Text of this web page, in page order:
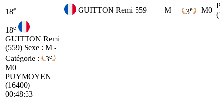
18e GUITTON Remi 559 M 3e M0
18e
GUITTON Remi
(559) Sexe : M -
Catégorie :
3e
M0
PUYMOYEN
(16400)
00:48:33